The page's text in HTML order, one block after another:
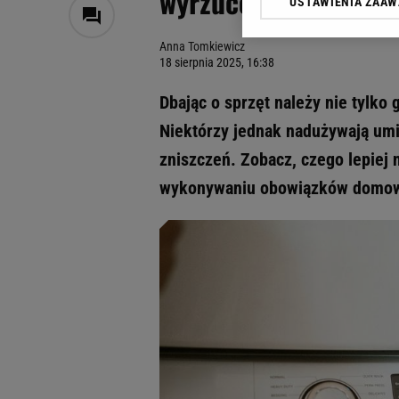
Anna Tomkiewicz
18 sierpnia 2025, 16:38
Dbając o sprzęt należy nie tylko
Niektórzy jednak nadużywają
zniszczeń. Zobacz, czego lepiej
wykonywaniu obowiązków
Klikając „Akceptuję”
odnośnik „Ustawienia
My, nasi Zaufani
Użycie dokładnych
Przechowywanie
badnie odbiorców i